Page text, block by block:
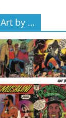
Art by …